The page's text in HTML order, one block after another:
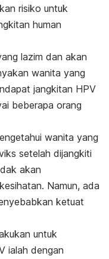
risiko untuk
human
lazim dan akan
wanita yang
jangkitan HPV
beberapa orang
wanita yang
setelah dijangkiti
akan
Namun, ada
ketuat
untuk
ialah dengan